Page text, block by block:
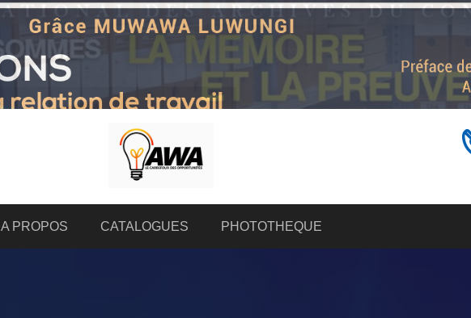
A PROPOS CATALOGUES PHOTOTHEQUE